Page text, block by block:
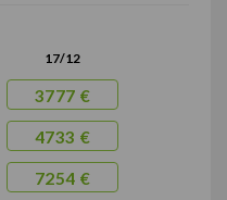
17/12
3777 €
4733 €
7254 €